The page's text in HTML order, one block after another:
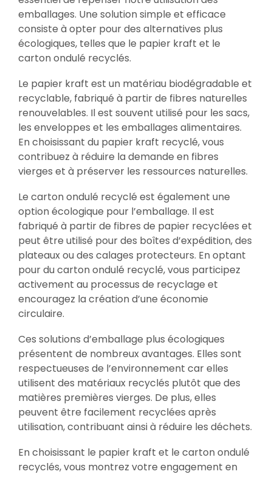
emballages. Une solution simple et efficace
consiste à opter pour des alternatives plus
écologiques, telles que le papier kraft et le
carton ondulé recyclés.
Le papier kraft est un matériau biodégradable et
recyclable, fabriqué à partir de fibres naturelles
renouvelables. Il est souvent utilisé pour les sacs,
les enveloppes et les emballages alimentaires.
En choisissant du papier kraft recyclé, vous
contribuez à réduire la demande en fibres
vierges et à préserver les ressources naturelles.
Le carton ondulé recyclé est également une
option écologique pour l’emballage. Il est
fabriqué à partir de fibres de papier recyclées et
peut être utilisé pour des boîtes d’expédition, des
plateaux ou des calages protecteurs. En optant
pour du carton ondulé recyclé, vous participez
activement au processus de recyclage et
encouragez la création d’une économie
circulaire.
Ces solutions d’emballage plus écologiques
présentent de nombreux avantages. Elles sont
respectueuses de l’environnement car elles
utilisent des matériaux recyclés plutôt que des
matières premières vierges. De plus, elles
peuvent être facilement recyclées après
utilisation, contribuant ainsi à réduire les déchets.
En choisissant le papier kraft et le carton ondulé
recyclés, vous montrez votre engagement en